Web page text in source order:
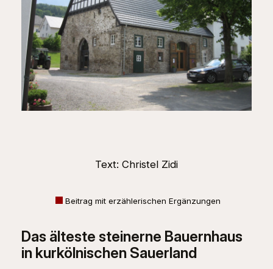
Text: Christel Zidi
Beitrag mit erzählerischen Ergänzungen
Das älteste steinerne Bauernhaus
in kurkölnischen Sauerland